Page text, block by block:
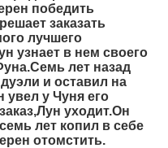
победить
заказать
лучшего
узнает в нем своего
лет назад
и оставил на
увел у Чуня его
уходит.Он
лет копил в себе
отомстить.